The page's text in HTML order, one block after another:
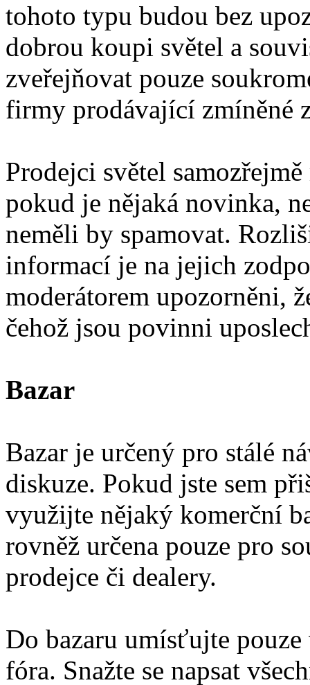
tohoto typu budou bez
dobrou koupi světel a
zveřejňovat pouze
firmy prodávající zmíněné
Prodejci světel
pokud je nějaká novinka,
neměli by spamovat.
informací je na jejich
moderátorem upozorněni,
čehož jsou povinni
Bazar
Bazar je určený pro stálé
diskuze. Pokud jste sem
využijte nějaký komerční
rovněž určena pouze pro
prodejce či dealery.
Do bazaru umísťujte
fóra. Snažte se napsat